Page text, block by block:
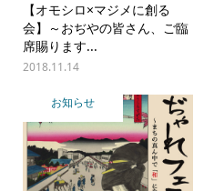
【オモシロ×マジメに創る
会】～おぢやの皆さん、ご臨
席賜ります...
2018.11.14
お知らせ